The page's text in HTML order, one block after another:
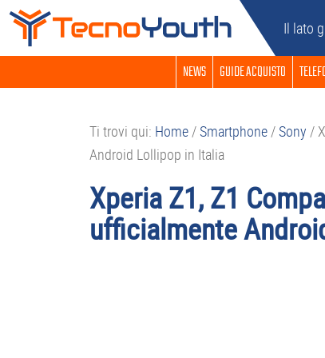
Passa
navigazione
Passa
contenuto
Passa
barra
Passa
piè
Il lato
NEWS GUIDE ACQUISTO
Ti trovi qui: Home/Smartphone/Sony /
Android Lollipop in Italia
Xperia Z1, Z1
ufficialmente